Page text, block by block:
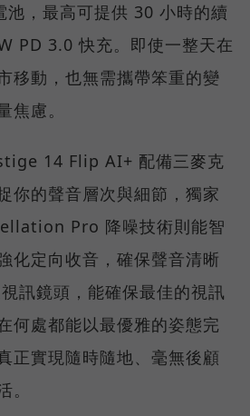
，最高可提供 30 小時的續
PD 3.0 快充。即使一整天在
移動，也無需攜帶笨重的變
焦慮。
14 Flip AI+ 配備三麥克
你的聲音層次與細節，獨家
Pro 降噪技術則能智
化定向收音，確保聲音清晰
訊鏡頭，能確保最佳的視訊
何處都能以最優雅的姿態完
正實現隨時隨地、毫無後顧
。